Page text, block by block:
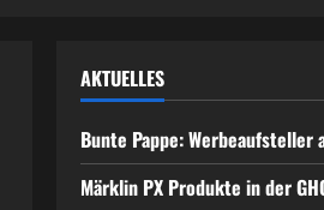
AKTUELLES
Bunte Pappe: Werbeaufsteller
Märklin PX Produkte in der